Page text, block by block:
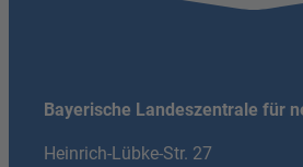
Bayerische Landeszentrale für
Heinrich-Lübke-Str. 27